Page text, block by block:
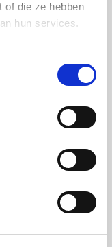
of die ze hebben
hun services.
Bolt Energie
DeubaXXL
About You